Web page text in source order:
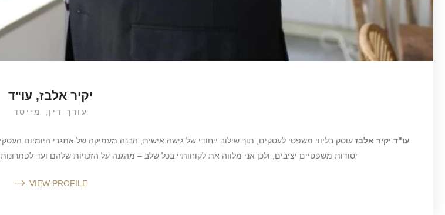
יקיר אלבז, עו"ד
עורך דין, מייסד
עו"ד יקיר אלבז עוסק בליווי משפטי לעסקים, תוך שילוב ייחודי של גישה אישית, הבנה מעמיקה של אתגרי היומיום
יסודות משפטיים יציבים, ולכן אני מלווה את לקוחותיי בכל שלב – מהגנה על הזכויות שלהם ועד
VIEW PROFILE